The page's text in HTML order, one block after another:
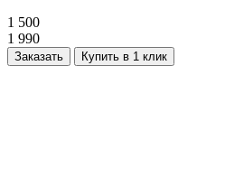
1 500
1 990
Заказать Купить в 1 клик